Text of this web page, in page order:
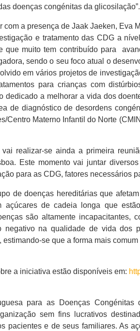
doenças congénitas da glicosilação”.
com a presença de Jaak Jaeken, Eva
e tratamento das CDG a
que muito tem contribuído para
sendo o seu foco atual o
em vários projetos de
para crianças com
dedicado a melhorar a vida dos
de diagnóstico de desordens
Centro Materno Infantil do Norte
realizar-se ainda a primeira
Este momento vai juntar
para as CDG, fatores necessários
de doenças hereditárias que
açúcares de cadeia longa que
são altamente incapacitantes,
negativo na qualidade de vida
estimando-se que a forma mais
a iniciativa estão disponíveis em:
para as Doenças
sem fins lucrativos
pacientes e de seus familiares. As